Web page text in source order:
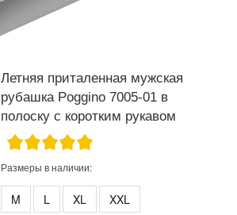
Летняя приталенная мужская
рубашка Poggino 7005-01 в
полоску с коротким рукавом
Размеры в наличии:
M L XL XXL